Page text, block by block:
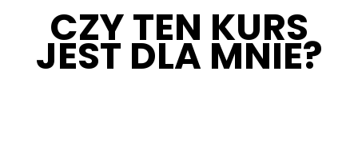
CZY TEN KURS
JEST DLA MNIE?